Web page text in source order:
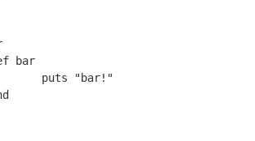
bar
puts "bar!"